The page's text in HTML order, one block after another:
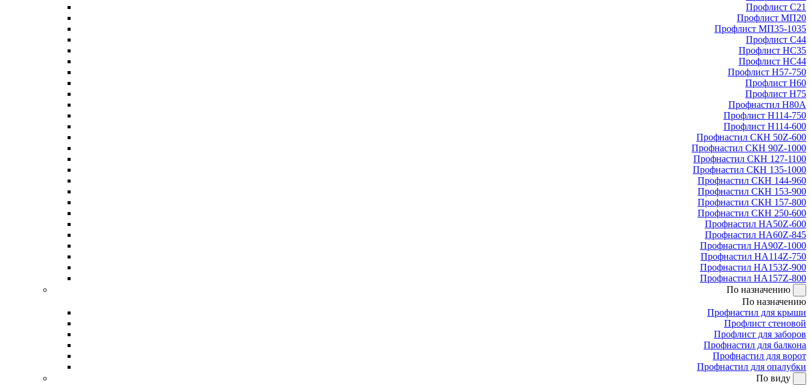
Профлист С21
Профлист МП20
Профлист МП35-1035
Профлист С44
Профлист НС35
Профлист НС44
Профлист Н57-750
Профлист Н60
Профлист Н75
Профнастил Н80А
Профлист Н114-750
Профлист Н114-600
Профнастил СКН 50Z-600
Профнастил СКН 90Z-1000
Профнастил СКН 127-1100
Профнастил СКН 135-1000
Профнастил СКН 144-960
Профнастил СКН 153-900
Профнастил СКН 157-800
Профнастил СКН 250-600
Профнастил НА50Z-600
Профнастил НА60Z-845
Профнастил НА90Z-1000
Профнастил НА114Z-750
Профнастил НА153Z-900
Профнастил НА157Z-800
По назначению
По назначению
Профнастил для крыши
Профлист стеновой
Профлист для заборов
Профнастил для балкона
Профнастил для ворот
Профнастил для опалубки
По виду